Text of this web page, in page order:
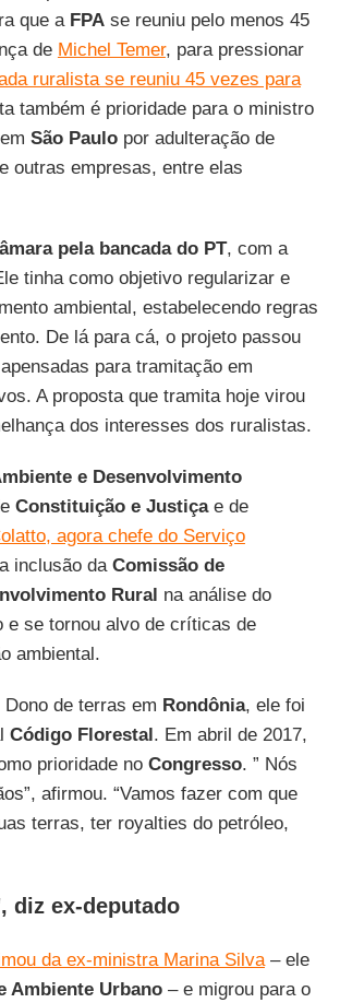
que a FPAse reuniu pelo menos 45
de Michel Temer, para pressionar
ruralista se reuniu 45 vezes para
também é prioridade para o ministro
São Paulopor adulteração de
outras empresas, entre elas
pela bancada do PT, com a
tinha como objetivo regularizar e
ambiental, estabelecendo regras
De lá para cá, o projeto passou
para tramitação em
A proposta que tramita hoje virou
dos interesses dos ruralistas.
e Desenvolvimento
Constituição e Justiçae de
agora chefe do Serviço
inclusão da Comissão de
Rural na análise do
se tornou alvo de críticas de
ambiental.
de terras em Rondônia, ele foi
Código Florestal. Em abril de 2017,
prioridade no Congresso. ” Nós
afirmou. “Vamos fazer com que
terras, ter royalties do petróleo,
diz ex-deputado
da ex-ministra Marina Silva– ele
Ambiente Urbano– e migrou para o